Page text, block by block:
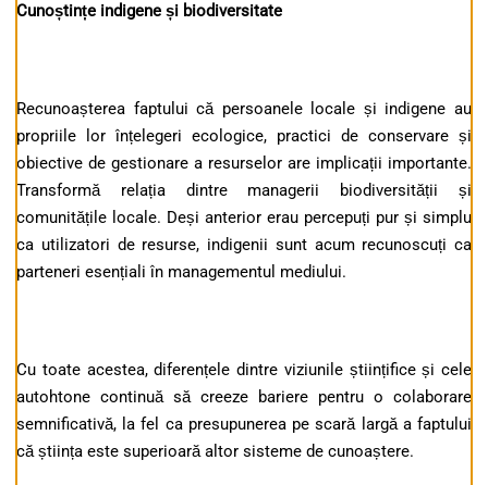
Cunoștințe indigene și biodiversitate
Recunoașterea faptului că persoanele locale și indigene au
propriile lor înțelegeri ecologice, practici de conservare și
obiective de gestionare a resurselor are implicații importante.
Transformă relația dintre managerii biodiversității și
comunitățile locale. Deși anterior erau percepuți pur și simplu
ca utilizatori de resurse, indigenii sunt acum recunoscuți ca
parteneri esențiali în managementul mediului.
Cu toate acestea, diferențele dintre viziunile științifice și cele
autohtone continuă să creeze bariere pentru o colaborare
semnificativă, la fel ca presupunerea pe scară largă a faptului
că știința este superioară altor sisteme de cunoaștere.